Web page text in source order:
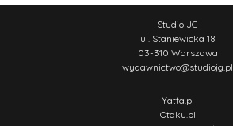
Studio JG
ul. Staniewicka 18
03-310 Warszawa
wydawnictwo@studiojg.pl
Yatta.pl
Otaku.pl